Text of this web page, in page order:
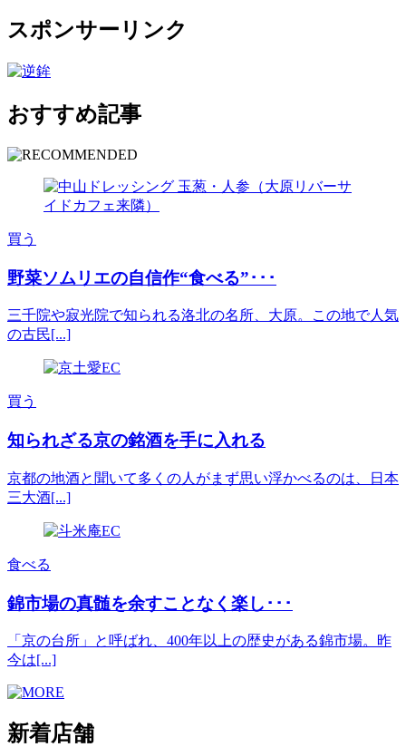
スポンサーリンク
おすすめ記事
買う
野菜ソムリエの自信作“食べる”･･･
三千院や寂光院で知られる洛北の名所、大原。この地で人気
の古民[...]
買う
知られざる京の銘酒を手に入れる
京都の地酒と聞いて多くの人がまず思い浮かべるのは、日本
三大酒[...]
食べる
錦市場の真髄を余すことなく楽し･･･
「京の台所」と呼ばれ、400年以上の歴史がある錦市場。昨
今は[...]
新着店舗